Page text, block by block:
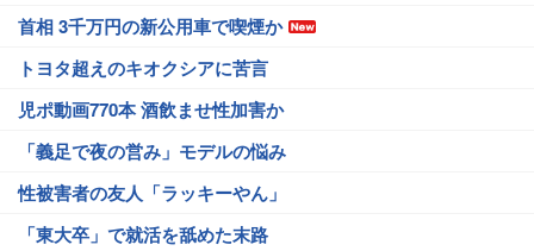
首相 3千万円の新公用車で喫煙か
トヨタ超えのキオクシアに苦言
児ポ動画770本 酒飲ませ性加害か
「義足で夜の営み」モデルの悩み
性被害者の友人「ラッキーやん」
「東大卒」で就活を舐めた末路